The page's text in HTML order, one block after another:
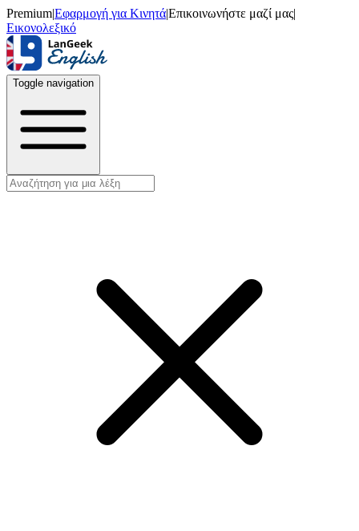
Premium|Εφαρμογή για Κινητά|Επικοινωνήστε μαζί μας|
Εικονολεξικό
Toggle navigation